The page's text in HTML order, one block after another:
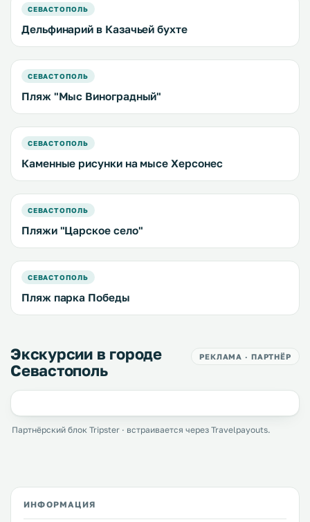
СЕВАСТОПОЛЬ
Дельфинарий в Казачьей бухте
СЕВАСТОПОЛЬ
Пляж "Мыс Виноградный"
СЕВАСТОПОЛЬ
Каменные рисунки на мысе Херсонес
СЕВАСТОПОЛЬ
Пляжи "Царское село"
СЕВАСТОПОЛЬ
Пляж парка Победы
Экскурсии в городе
Севастополь
РЕКЛАМА · ПАРТНЁР
Партнёрский блок Tripster · встраивается через Travelpayouts.
ИНФОРМАЦИЯ